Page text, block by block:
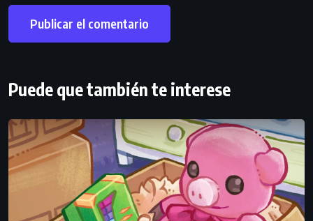
Puede que también te interese